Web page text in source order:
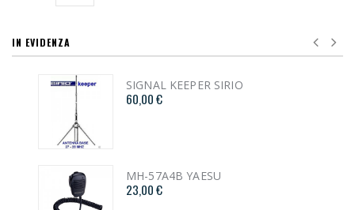
IN EVIDENZA
SIGNAL KEEPER SIRIO
60,00 €
MH-57A4B YAESU
23,00 €